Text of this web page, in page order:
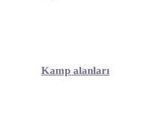
Kamp alanları